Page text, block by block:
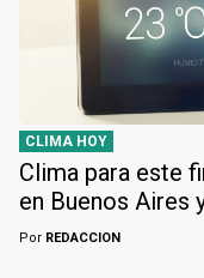
CLIMA HOY
Clima para este
en Buenos Aires
Por REDACCION